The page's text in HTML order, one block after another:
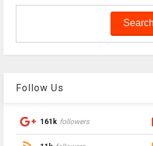
Follow Us
161k followers